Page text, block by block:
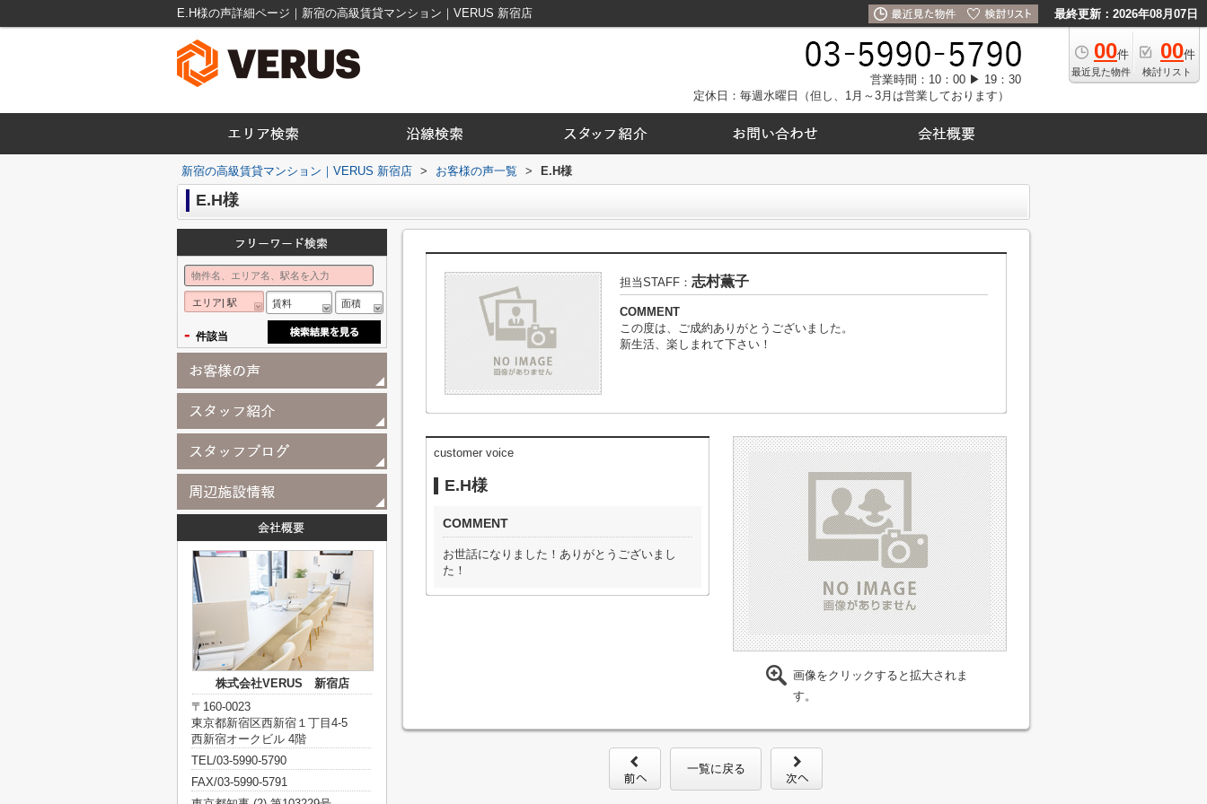
E.H様の声詳細ページ｜新宿の高級賃貸マンション｜VERUS 新宿店 最終更新：2026年08月07日
00件
最近見た物件
00件
検討リスト
営業時間：10：00 ▶ 19：30
定休日：毎週水曜日（但し、1月～3月は営業しております）
新宿の高級賃貸マンション｜VERUS 新宿店 > お客様の声一覧 > E.H様
E.H様
担当STAFF： 志村薫子
COMMENT
この度は、ご成約ありがとうございました。
新生活、楽しまれて下さい！
customer voice
E.H様
COMMENT
お世話になりました！ありがとうございまし
た！
画像をクリックすると拡大されま
す。
一覧に戻る
エリア| 駅 賃料 面積
- 件該当
株式会社VERUS 新宿店
〒160-0023
東京都新宿区西新宿１丁目4-5
西新宿オークビル 4階
TEL/03-5990-5790
FAX/03-5990-5791